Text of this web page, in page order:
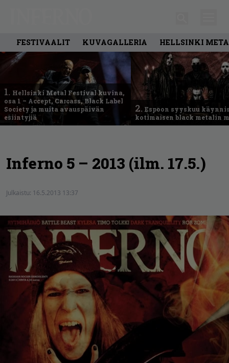
FESTIVAALIT KUVAGALLERIA HELLSINKI
1. Hellsinki Metal Festival kuvina,
osa 1 – Accept, Carcass, Black Label
Society ja muita avauspäivän
esiintyjiä
2. Espoon syyskuu
kotimaisen black metalin
Inferno 5 – 2013 (ilm. 17.5.)
Julkaistu: 16.5.2013 13:37